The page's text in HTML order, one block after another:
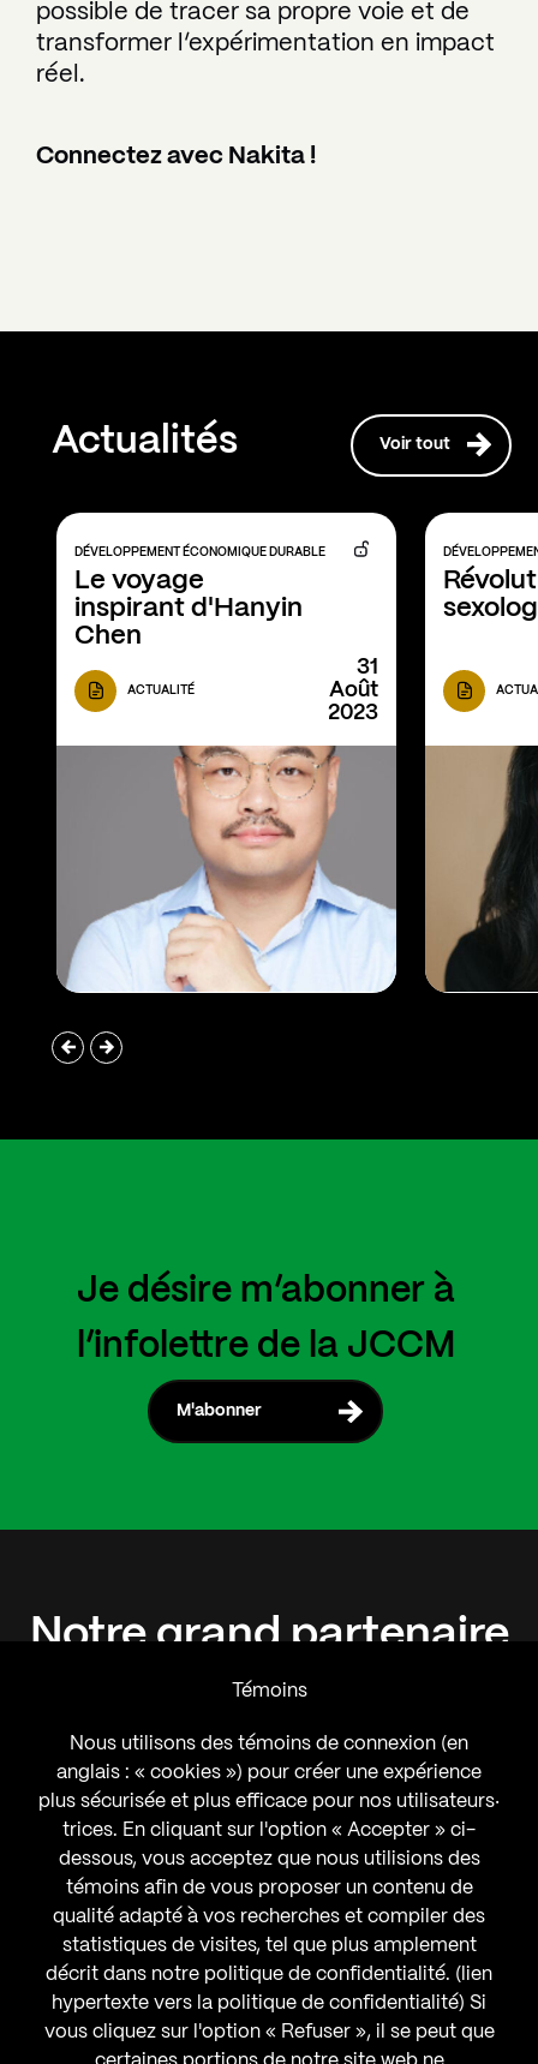
possible de tracer sa propre voie et de
transformer l’expérimentation en impact
réel.
Connectez avec Nakita !
Actualités Voir tout
DÉVELOPPEMENT ÉCONOMIQUE DURABLE
Le voyage
inspirant d'Hanyin
Chen
ACTUALITÉ
31
Août
2023
Je désire m’abonner à
l’infolettre de la JCCM
M'abonner
Notre grand partenaire
Témoins
Nous utilisons des témoins de connexion (en
anglais : « cookies ») pour créer une expérience
plus sécurisée et plus efficace pour nos utilisateurs‧
trices. En cliquant sur l'option « Accepter » ci-
dessous, vous acceptez que nous utilisions des
témoins afin de vous proposer un contenu de
qualité adapté à vos recherches et compiler des
statistiques de visites, tel que plus amplement
décrit dans notre politique de confidentialité. (lien
hypertexte vers la politique de confidentialité) Si
vous cliquez sur l'option « Refuser », il se peut que